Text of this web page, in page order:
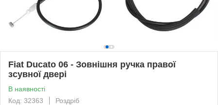
Fiat Ducato 06 - Зовнішня ручка правої
зсувної двері
В наявності
Код: 32363
Роздріб